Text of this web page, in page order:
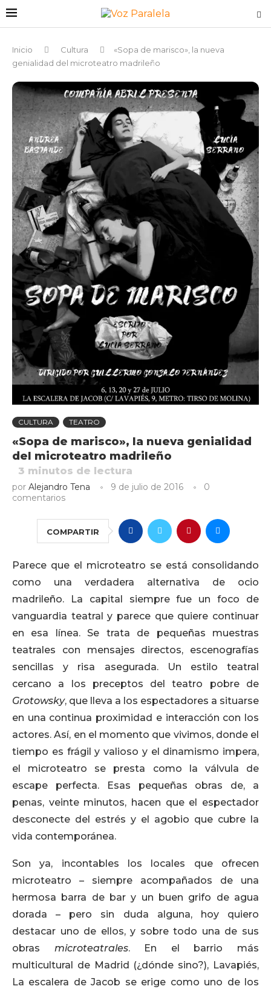
Inicio Cultura
«Sopa de marisco», la nueva
genialidad del microteatro madrileño
CULTURA TEATRO
«Sopa de marisco», la nueva genialidad
del microteatro madrileño
3 minutos de lectura
por Alejandro Tena 9 de julio de 2016
0
comentarios
COMPARTIR
Parece que el microteatro se está consolidando
como una verdadera alternativa de ocio
madrileño. La capital siempre fue un foco de
vanguardia teatral y parece que quiere continuar
en esa línea. Se trata de pequeñas muestras
teatrales con mensajes directos, escenografías
sencillas y risa asegurada. Un estilo teatral
cercano a los preceptos del teatro pobre de
Grotowsky, que lleva a los espectadores a situarse
en una continua proximidad e interacción con los
actores. Así, en el momento que vivimos, donde el
tiempo es frágil y valioso y el dinamismo impera,
el microteatro se presta como la válvula de
escape perfecta. Esas pequeñas obras de, a
penas, veinte minutos, hacen que el espectador
desconecte del estrés y el agobio que cubre la
vida contemporánea.
Son ya, incontables los locales que ofrecen
microteatro – siempre acompañados de una
hermosa barra de bar y un buen grifo de agua
dorada – pero sin duda alguna, hoy quiero
destacar uno de ellos, y sobre todo una de sus
obras microteatrales. En el barrio más
multicultural de Madrid (¿dónde sino?), Lavapiés,
La escalera de Jacob se erige como uno de los